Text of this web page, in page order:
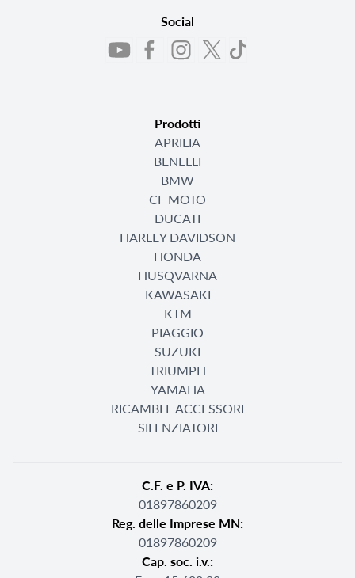
Social
Prodotti
APRILIA
BENELLI
BMW
CF MOTO
DUCATI
HARLEY DAVIDSON
HONDA
HUSQVARNA
KAWASAKI
KTM
PIAGGIO
SUZUKI
TRIUMPH
YAMAHA
RICAMBI E ACCESSORI
SILENZIATORI
C.F. e P. IVA:
01897860209
Reg. delle Imprese MN:
01897860209
Cap. soc. i.v.: